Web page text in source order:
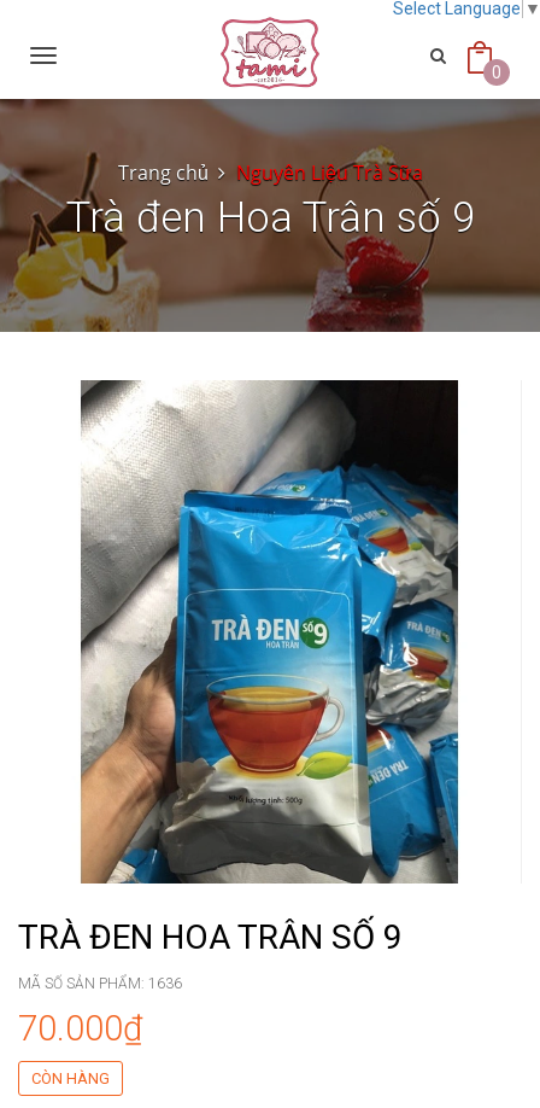
Select Language ▼
0
Toggle
Trang chủ Nguyên Liệu Trà Sữa
Trà đen Hoa Trân số 9
TRÀ ĐEN HOA TRÂN SỐ 9
MÃ SỐ SẢN PHẨM: 1636
70.000₫
CÒN HÀNG